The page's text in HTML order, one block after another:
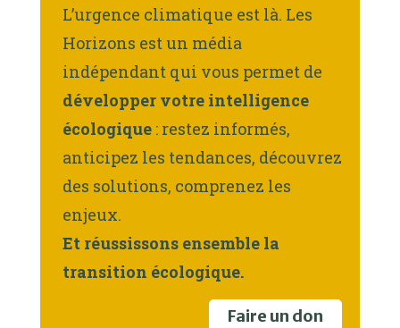
L’urgence climatique est là. Les
Horizons est un média
indépendant qui vous permet de
développer votre intelligence
écologique : restez informés,
anticipez les tendances, découvrez
des solutions, comprenez les
enjeux.
Et réussissons ensemble la
transition écologique.
Faire un don